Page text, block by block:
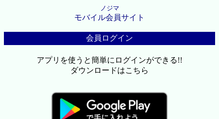
ノジマ
モバイル会員サイト
会員ログイン
アプリを使うと簡単にログインができる!!
ダウンロードはこちら